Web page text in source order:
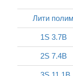
Лити
1S 3.7В
2S 7.4В